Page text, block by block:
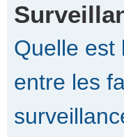
Quelle est
entre les